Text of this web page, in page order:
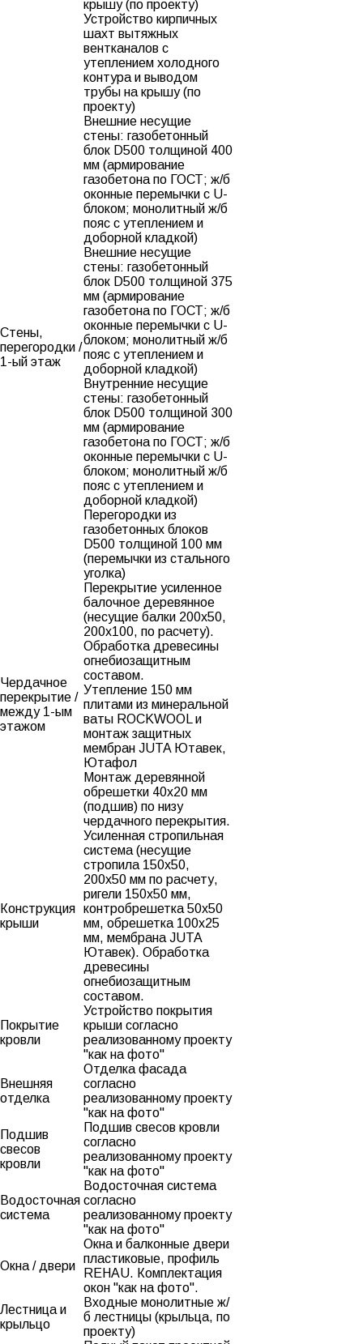
крышу (по проекту)
Устройство кирпичных
шахт вытяжных
вентканалов с
утеплением холодного
контура и выводом
трубы на крышу (по
проекту)
Стены,
перегородки /
1-ый этаж
Внешние несущие
стены: газобетонный
блок D500 толщиной 400
мм (армирование
газобетона по ГОСТ; ж/б
оконные перемычки с U-
блоком; монолитный ж/б
пояс с утеплением и
доборной кладкой)
Внешние несущие
стены: газобетонный
блок D500 толщиной 375
мм (армирование
газобетона по ГОСТ; ж/б
оконные перемычки с U-
блоком; монолитный ж/б
пояс с утеплением и
доборной кладкой)
Внутренние несущие
стены: газобетонный
блок D500 толщиной 300
мм (армирование
газобетона по ГОСТ; ж/б
оконные перемычки с U-
блоком; монолитный ж/б
пояс с утеплением и
доборной кладкой)
Перегородки из
газобетонных блоков
D500 толщиной 100 мм
(перемычки из стального
уголка)
Чердачное
перекрытие /
между 1-ым
этажом
Перекрытие усиленное
балочное деревянное
(несущие балки 200х50,
200х100, по расчету).
Обработка древесины
огнебиозащитным
составом.
Утепление 150 мм
плитами из минеральной
ваты ROCKWOOL и
монтаж защитных
мембран JUTA Ютавек,
Ютафол
Монтаж деревянной
обрешетки 40х20 мм
(подшив) по низу
чердачного перекрытия.
Конструкция
крыши
Усиленная стропильная
система (несущие
стропила 150х50,
200х50 мм по расчету,
ригели 150х50 мм,
контробрешетка 50х50
мм, обрешетка 100х25
мм, мембрана JUTA
Ютавек). Обработка
древесины
огнебиозащитным
составом.
Покрытие
кровли
Устройство покрытия
крыши согласно
реализованному проекту
"как на фото"
Внешняя
отделка
Отделка фасада
согласно
реализованному проекту
"как на фото"
Подшив
свесов
кровли
Подшив свесов кровли
согласно
реализованному проекту
"как на фото"
Водосточная
система
Водосточная система
согласно
реализованному проекту
"как на фото"
Окна / двери
Окна и балконные двери
пластиковые, профиль
REHAU. Комплектация
окон "как на фото".
Лестница и
крыльцо
Входные монолитные ж/
б лестницы (крыльца, по
проекту)